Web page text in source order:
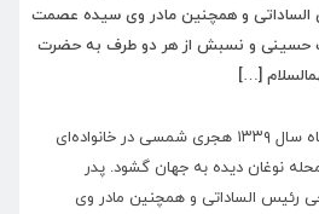
الساداتی و همچنین مادر وی سیده عصمت
حسینی و نسبش از هر دو طرف به حضرت
[…]
سید ابراهیم رئیسی در آذرماه سال ۱۳۳۹ هجری شمسی در خانواده‌‌ای
نوغان دیده به جهان گشود. پدر
رئیس الساداتی و همچنین مادر وی